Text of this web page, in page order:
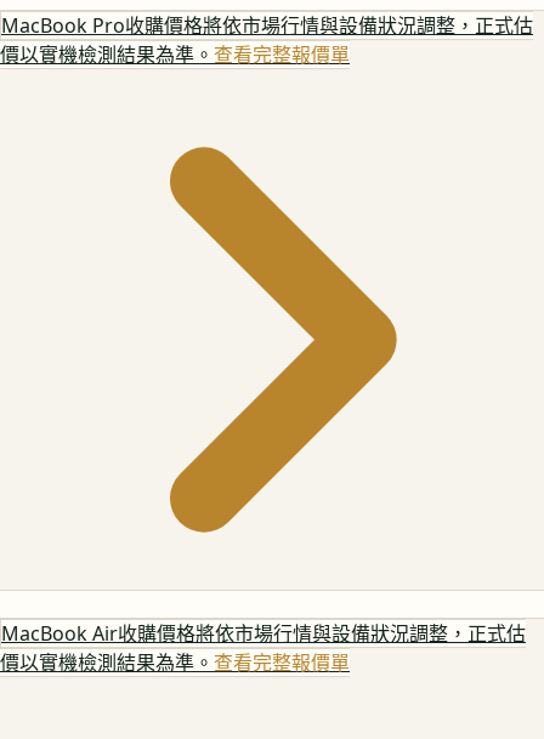
MacBook Pro收購價格將依市場行情與設備狀況調整，正式估
價以實機檢測結果為準。 查看完整報價單
MacBook Air收購價格將依市場行情與設備狀況調整，正式估
價以實機檢測結果為準。 查看完整報價單